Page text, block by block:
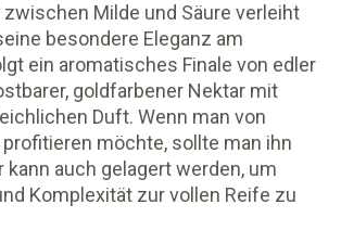
Milde und Säure verleiht
besondere Eleganz am
ein aromatisches Finale von edler
goldfarbener Nektar mit
Duft. Wenn man von
möchte, sollte man ihn
kann auch gelagert werden, um
Komplexität zur vollen Reife zu